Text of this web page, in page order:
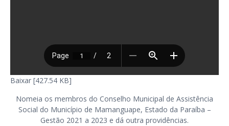
Baixar [427.54 KB]
Nomeia os membros do Conselho Municipal de Assistência
Social do Município de Mamanguape, Estado da Paraíba –
Gestão 2021 a 2023 e dá outra providências.